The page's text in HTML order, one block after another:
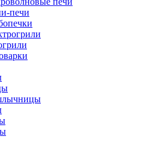
печи